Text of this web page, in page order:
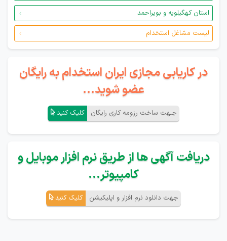
استان کهگیلویه و بویراحمد
لیست مشاغل استخدام
در کاریابی مجازی ایران استخدام به رایگان
عضو شوید...
جـهت ساخت رزومه کاری رایگان کلیک کنید
دریافت آگهی ها از طریق نرم افزار موبایل و
کامپیوتر...
جهت دانلود نرم افزار و اپلیکیشن کلیک کنید